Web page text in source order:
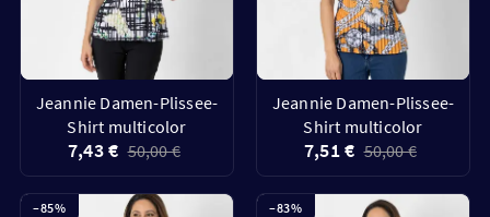
Jeannie Damen-Plissee-
Shirt multicolor
7,43 € 50,00 €
Jeannie Damen-Plissee-
Shirt multicolor
7,51 € 50,00 €
–85% –83%